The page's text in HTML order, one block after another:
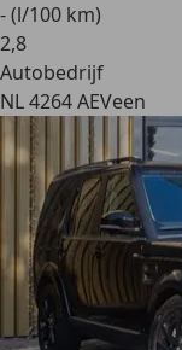
- (l/100 km)
2,8
Autobedrijf
NL 4264 AEVeen